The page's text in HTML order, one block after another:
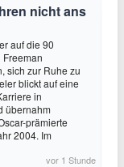
nicht ans
auf die 90
sich zur Ruhe zu
blickt auf eine
in
übernahm
prämierte
2004. Im
vor 1 Stunde